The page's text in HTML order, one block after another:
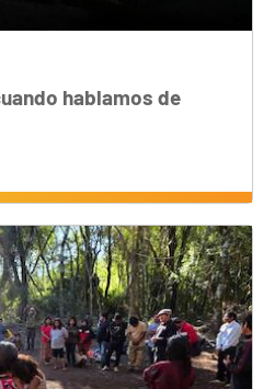
hablamos de